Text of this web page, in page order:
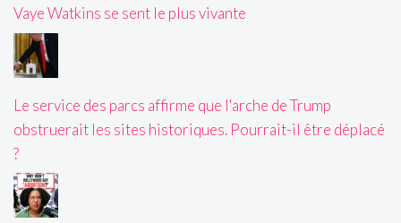
Vaye Watkins se sent le plus vivante
Le service des parcs affirme que l'arche de Trump
obstruerait les sites historiques. Pourrait-il être déplacé
?